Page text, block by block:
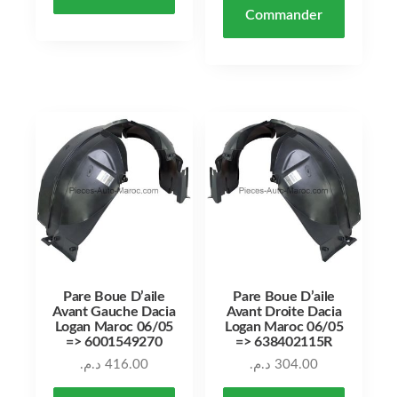
Commander
Pare Boue D’aile
Avant Gauche Dacia
Logan Maroc 06/05
=> 6001549270
416.00 د.م.
Pare Boue D’aile
Avant Droite Dacia
Logan Maroc 06/05
=> 638402115R
304.00 د.م.